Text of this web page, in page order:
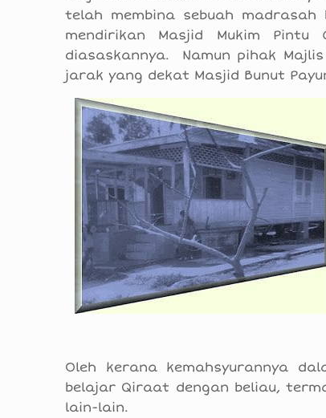
telah membina sebuah madrasah
mendirikan Masjid Mukim
diasaskannya. Namun pihak
jarak yang dekat Masjid Bunut
Oleh kerana kemahsyurannya
belajar Qiraat dengan beliau,
lain-lain.